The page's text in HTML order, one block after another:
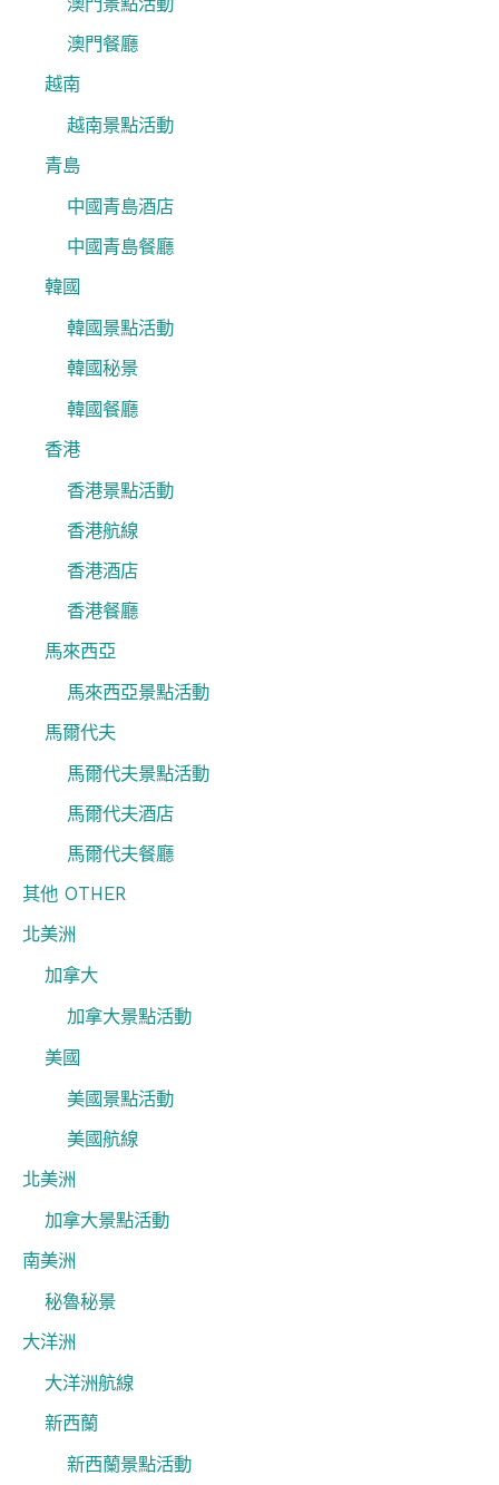
澳門餐廳
越南
越南景點活動
青島
中國青島酒店
中國青島餐廳
韓國
韓國景點活動
韓國秘景
韓國餐廳
香港
香港景點活動
香港航線
香港酒店
香港餐廳
馬來西亞
馬來西亞景點活動
馬爾代夫
馬爾代夫景點活動
馬爾代夫酒店
馬爾代夫餐廳
其他 OTHER
北美洲
加拿大
加拿大景點活動
美國
美國景點活動
美國航線
北美洲
加拿大景點活動
南美洲
秘魯秘景
大洋洲
大洋洲航線
新西蘭
新西蘭景點活動